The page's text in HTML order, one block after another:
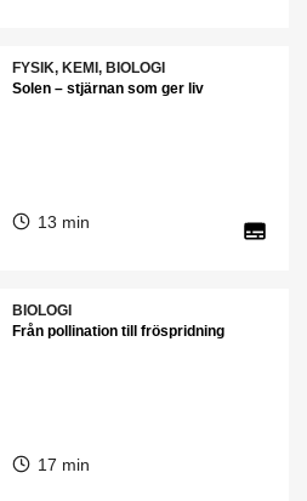
FYSIK, KEMI, BIOLOGI
Solen – stjärnan som ger liv
13 min
BIOLOGI
Från pollination till fröspridning
17 min